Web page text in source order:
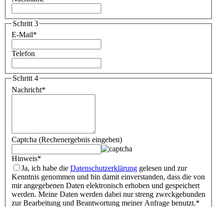
Schritt 3
E-Mail*
Telefon
Schritt 4
Nachricht*
Captcha (Rechenergebnis eingeben)
Hinweis*
Ja, ich habe die Datenschutzerklärung gelesen und zur
Kenntnis genommen und bin damit einverstanden, dass die von
mir angegebenen Daten elektronisch erhoben und gespeichert
werden. Meine Daten werden dabei nur streng zweckgebunden
zur Bearbeitung und Beantwortung meiner Anfrage benutzt.*